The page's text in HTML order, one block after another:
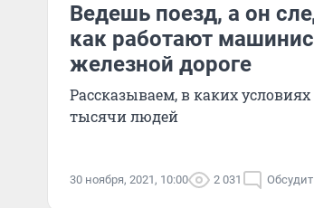
Ведешь поезд, а он
как работают
железной дороге
Рассказываем, в каких
тысячи людей
30 ноября, 2021, 10:00 2 031